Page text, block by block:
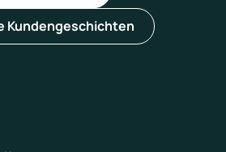
Kundengeschichten